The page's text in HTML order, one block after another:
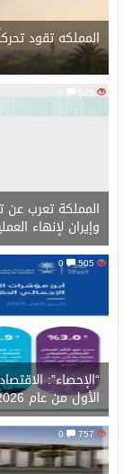
المملكه تقود
526
المملكة تعرب عن
وإيران لإنهاء
505
الأول من عام 2026
757
0